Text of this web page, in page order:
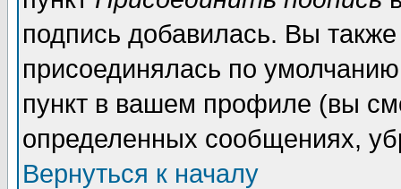
подпись добавилась. Вы
присоединялась по
пункт в вашем профиле (вы
определенных сообщениях,
Вернуться к началу